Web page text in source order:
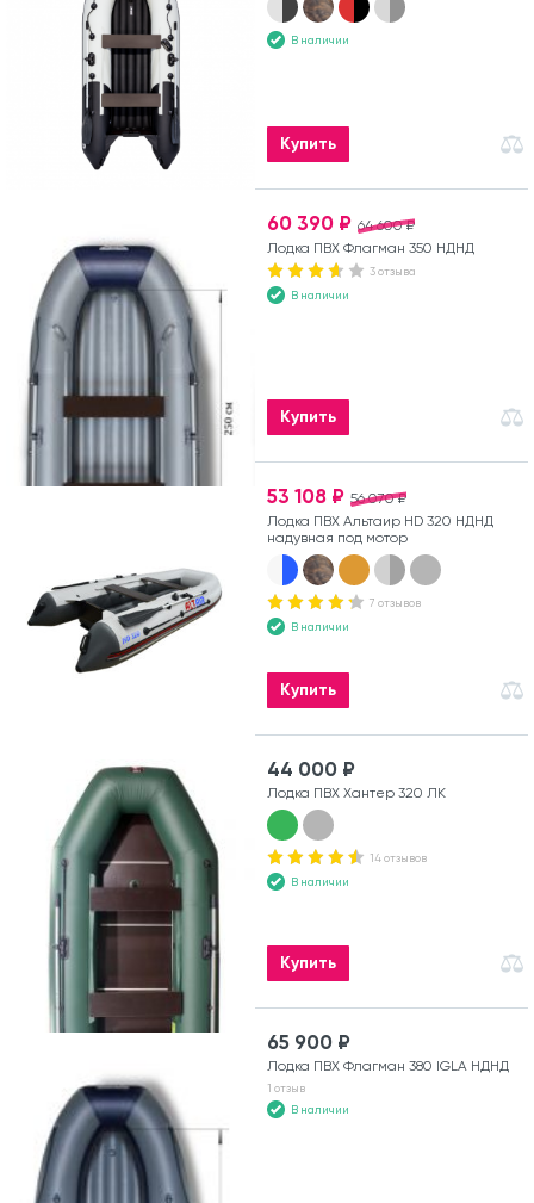
В наличии
Купить
64 600 ₽
60 390 ₽
Лодка ПВХ Флагман 350 НДНД
3 отзыва
В наличии
Купить
56 070 ₽
53 108 ₽
Лодка ПВХ Альтаир HD 320 НДНД
надувная под мотор
7 отзывов
В наличии
Купить
44 000 ₽
Лодка ПВХ Хантер 320 ЛК
14 отзывов
В наличии
Купить
65 900 ₽
Лодка ПВХ Флагман 380 IGLA НДНД
1 отзыв
В наличии